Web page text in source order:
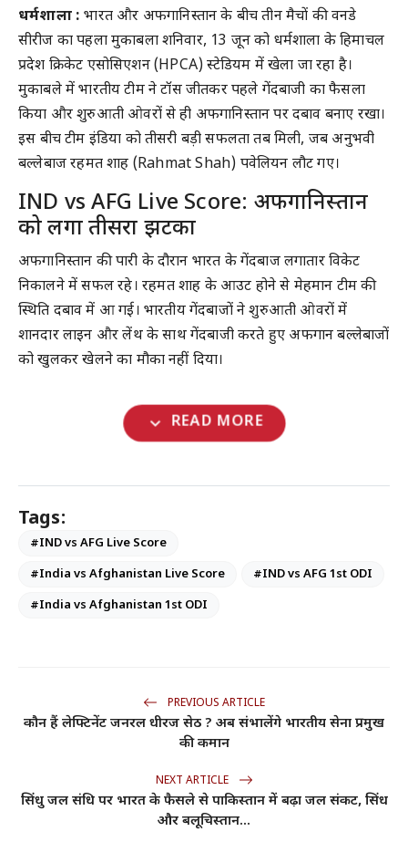
धर्मशाला :भारत और अफगानिस्तान के बीच तीन मैचों की वनडे
सीरीज का पहला मुकाबला शनिवार, 13 जून को धर्मशाला के हिमाचल
प्रदेश क्रिकेट एसोसिएशन (HPCA) स्टेडियम में खेला जा रहा है।
मुकाबले में भारतीय टीम ने टॉस जीतकर पहले गेंदबाजी का फैसला
किया और शुरुआती ओवरों से ही अफगानिस्तान पर दबाव बनाए रखा।
इस बीच टीम इंडिया को तीसरी बड़ी सफलता तब मिली, जब अनुभवी
बल्लेबाज रहमत शाह (Rahmat Shah) पवेलियन लौट गए।
IND vs AFG Live Score: अफगानिस्तान
को लगा तीसरा झटका
अफगानिस्तान की पारी के दौरान भारत के गेंदबाज लगातार विकेट
निकालने में सफल रहे। रहमत शाह के आउट होने से मेहमान टीम की
स्थिति दबाव में आ गई। भारतीय गेंदबाजों ने शुरुआती ओवरों में
शानदार लाइन और लेंथ के साथ गेंदबाजी करते हुए अफगान बल्लेबाजों
को खुलकर खेलने का मौका नहीं दिया।
expand_more READ MORE
Tags:
#IND vs AFG Live Score
#India vs Afghanistan Live Score
#IND vs AFG 1st ODI
#India vs Afghanistan 1st ODI
PREVIOUS ARTICLE
कौन हैं लेफ्टिनेंट जनरल धीरज सेठ ? अब संभालेंगे भारतीय सेना प्रमुख
की कमान
NEXT ARTICLE
सिंधु जल संधि पर भारत के फैसले से पाकिस्तान में बढ़ा जल संकट, सिंध
और बलूचिस्तान...